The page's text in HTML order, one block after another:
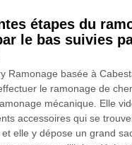
étapes du
le bas suivies
Ramonage basée à
le ramonage de
mécanique. Elle
accessoires qui se
elle y dépose un grand